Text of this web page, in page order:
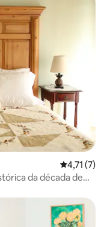
4,71 (7)
da década de